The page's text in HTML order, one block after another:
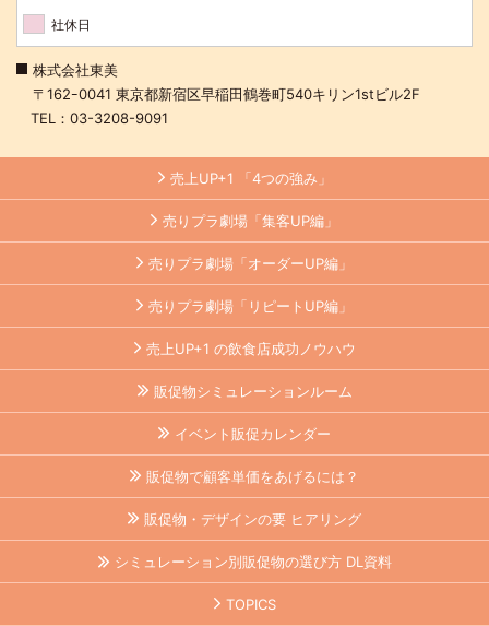
社休日
株式会社東美
〒162ｰ0041 東京都新宿区早稲田鶴巻町540キリン1stビル2F
TEL：03-3208-9091
売上UP+1 「4つの強み」
売りプラ劇場「集客UP編」
売りプラ劇場「オーダーUP編」
売りプラ劇場「リピートUP編」
売上UP+1 の飲食店成功ノウハウ
販促物シミュレーションルーム
イベント販促カレンダー
販促物で顧客単価をあげるには？
販促物・デザインの要 ヒアリング
シミュレーション別販促物の選び方 DL資料
TOPICS